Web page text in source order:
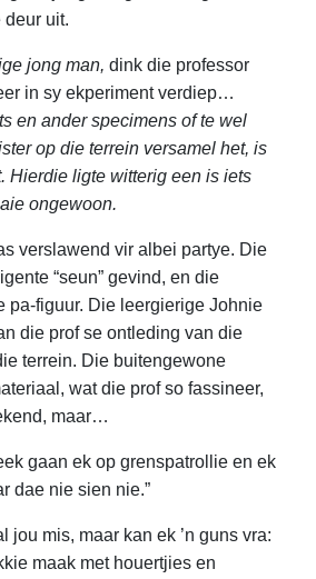
uit.
jong man,dink die professor
in sy ekperiment verdiep…
en ander specimens of te wel
op die terrein versamel het, is
Hierdie ligte witterig een is iets
ongewoon.
verslawend vir albei partye. Die
“seun” gevind, en die
pa-figuur. Die leergierige Johnie
die prof se ontleding van die
terrein. Die buitengewone
wat die prof so fassineer,
maar…
gaan ek op grenspatrollie en ek
dae nie sien nie.”
jou mis, maar kan ek ’n guns vra:
maak met houertjies en